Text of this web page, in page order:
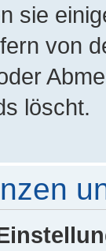
sie
von
löscht.